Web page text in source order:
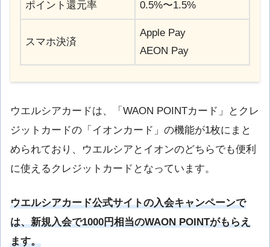
ポイント還元率 0.5%〜1.5%
スマホ決済
Apple Pay
AEON Pay
ウエルシアカードは、「WAON POINTカード」とクレ
ジットカードの「イオンカード」の機能が1枚にまと
められており、ウエルシアとイオンのどちらでも便利
に使えるクレジットカードとなっています。
ウエルシアカード公式サイトの入会キャンペーンで
は、新規入会で1000円相当のWAON POINTがもらえ
ます。